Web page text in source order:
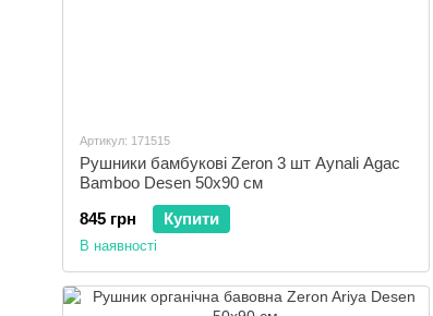
Артикул: 171515
Рушники бамбукові Zeron 3 шт Aynali Agac
Bamboo Desen 50x90 см
845 грн
Купити
В наявності